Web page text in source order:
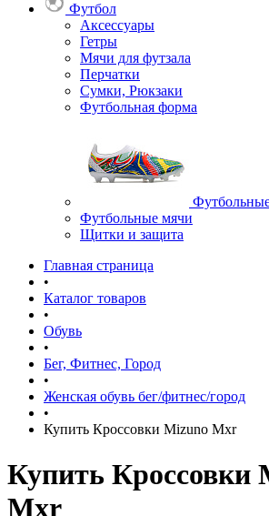
Футбол
Аксессуары
Гетры
Мячи для футзала
Перчатки
Сумки, Рюкзаки
Футбольная форма
Футбольные мячи
Щитки и защита
Главная страница
•
Каталог товаров
•
Обувь
•
Бег, Фитнес, Город
•
Женская обувь бег/фитнес/город
•
Купить Кроссовки Mizuno Mxr
Купить Кроссовки
Mxr